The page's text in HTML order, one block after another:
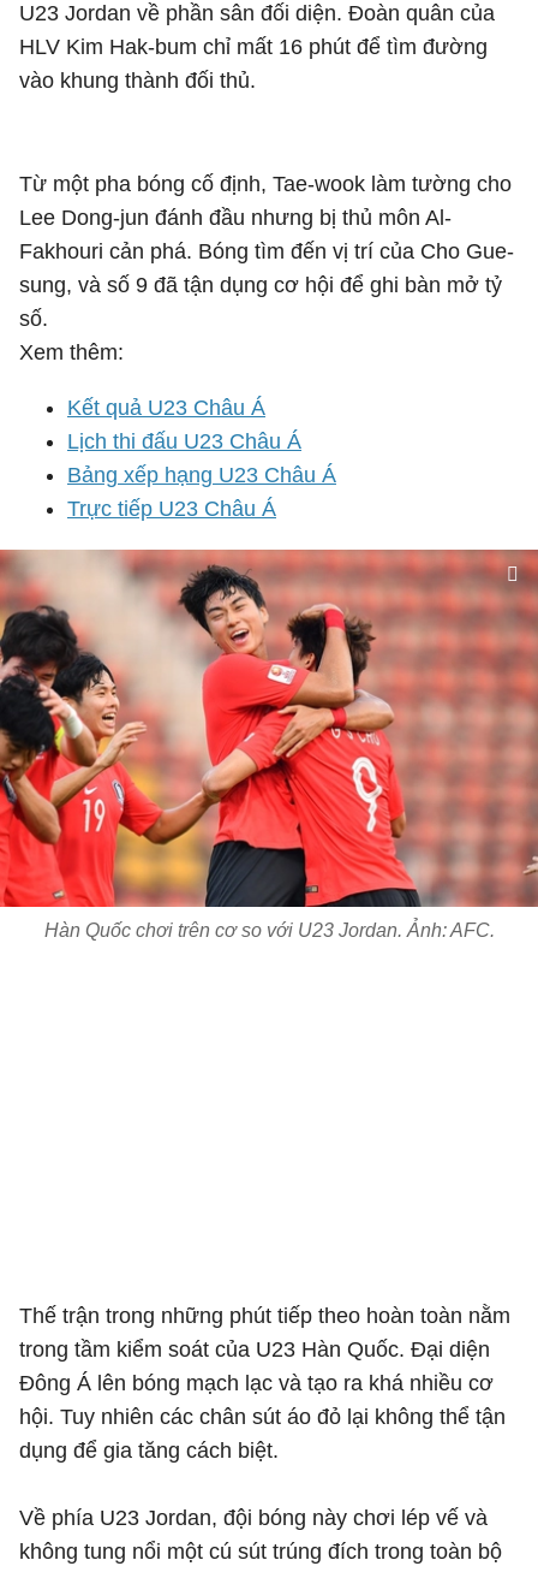
U23 Jordan về phần sân đối diện. Đoàn quân của
HLV Kim Hak-bum chỉ mất 16 phút để tìm đường
vào khung thành đối thủ.
Từ một pha bóng cố định, Tae-wook làm tường cho
Lee Dong-jun đánh đầu nhưng bị thủ môn Al-
Fakhouri cản phá. Bóng tìm đến vị trí của Cho Gue-
sung, và số 9 đã tận dụng cơ hội để ghi bàn mở tỷ
số.
Xem thêm:
Kết quả U23 Châu Á
Lịch thi đấu U23 Châu Á
Bảng xếp hạng U23 Châu Á
Trực tiếp U23 Châu Á
Hàn Quốc chơi trên cơ so với U23 Jordan. Ảnh: AFC.
Thế trận trong những phút tiếp theo hoàn toàn nằm
trong tầm kiểm soát của U23 Hàn Quốc. Đại diện
Đông Á lên bóng mạch lạc và tạo ra khá nhiều cơ
hội. Tuy nhiên các chân sút áo đỏ lại không thể tận
dụng để gia tăng cách biệt.
Về phía U23 Jordan, đội bóng này chơi lép vế và
không tung nổi một cú sút trúng đích trong toàn bộ